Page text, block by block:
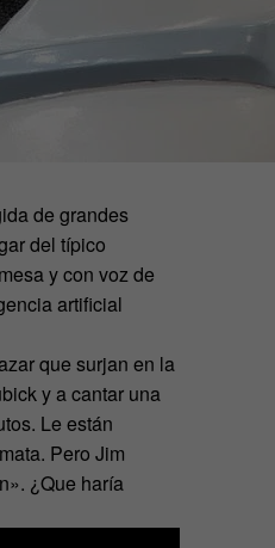
de grandes
del típico
y con voz de
artificial
que surjan en la
y a cantar una
Le están
Pero Jim
¿Que haría